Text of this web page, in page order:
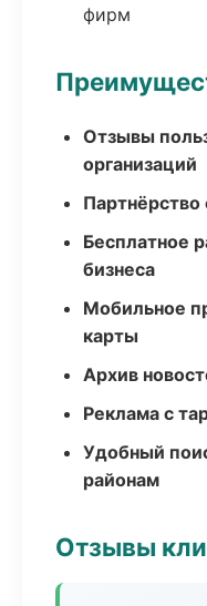
фирм
Отзывы
организаций
Бесплатное
бизнеса
Мобильное
карты
Архив
Реклама с
Удобный
районам
Отзывы